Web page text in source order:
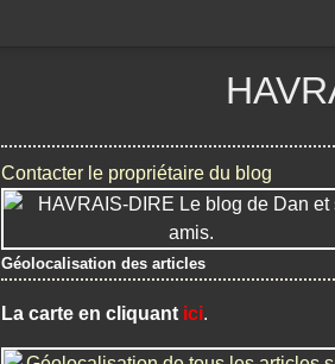
Contacter le propriétaire du blog
Géolocalisation des articles
La carte en cliquant ici.